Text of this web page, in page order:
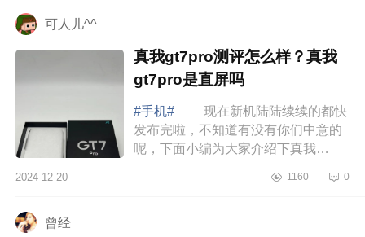
可人儿^^
真我gt7pro测评怎么样？真我
gt7pro是直屏吗
#手机#
现在新机陆陆续续的都快
发布完啦，不知道有没有你们中意的
呢，下面小编为大家介绍下真我
吗 真我gt7pro测评怎么样 十
2024-12-20 1160 0
曾经